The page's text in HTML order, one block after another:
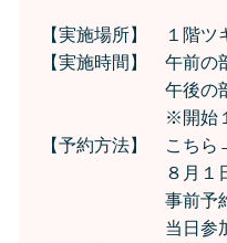
【実施場所】 １階ツ
【実施時間】 午前
午後の部 14時
※開始１０分前
【予約方法】 こち
８月１日から
事前予約が
当日参加につ